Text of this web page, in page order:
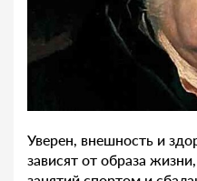
Уверен, внешность и
зависят от образа